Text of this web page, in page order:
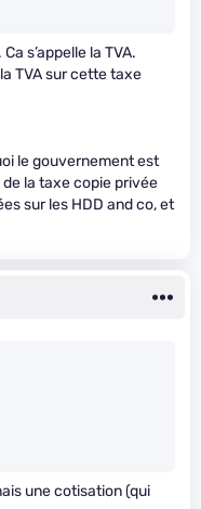
s’appelle la TVA.
TVA sur cette taxe
le gouvernement est
la taxe copie privée
sur les HDD and co, et
une cotisation (qui